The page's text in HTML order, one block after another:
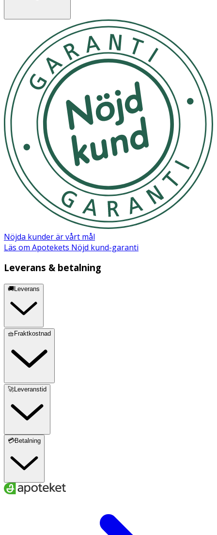
Nöjda kunder är vårt mål
Läs om Apotekets Nöjd kund-garanti
Leverans & betalning
🚚Leverans
🧺Fraktkostnad
🚀Leveranstid
💳Betalning